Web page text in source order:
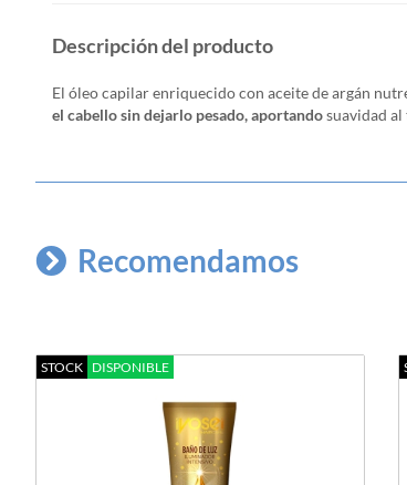
Descripción del producto
El óleo capilar enriquecido con aceite de argán
el cabello sin dejarlo pesado, aportandosuavidad al
Recomendamos
STOCK DISPONIBLE